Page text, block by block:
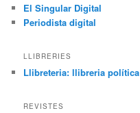
El Singular Digital
Periodista digital
LLIBRERIES
Llibreteria: llibreria política
REVISTES